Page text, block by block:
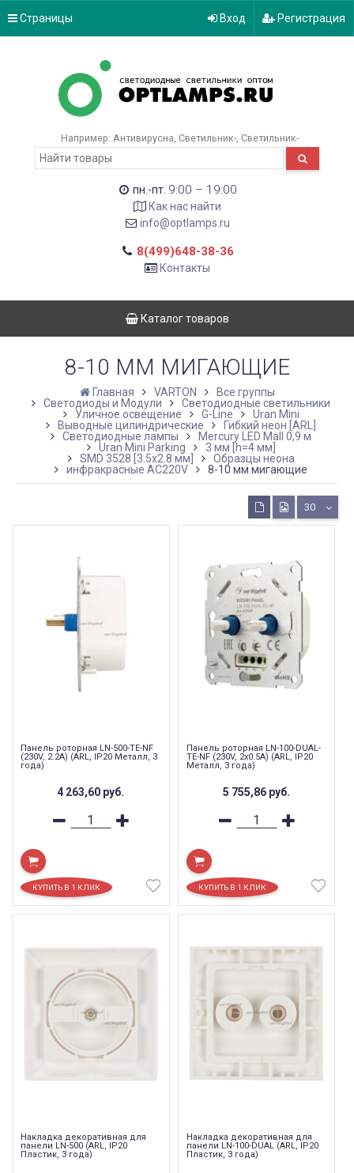
Страницы Вход Регистрация
Например: Антивирусна Светильник- Светильник-
пн.-пт. 9:00 – 19:00
Как нас найти
info@optlamps.ru
8(499)648-38-36
Контакты
Каталог товаров
8-10 ММ МИГАЮЩИЕ
Главная VARTON
Все группы
Светодиоды и Модули
Светодиодные светильники
Уличное освещение
G-Line
Uran Mini
Выводные цилиндрические
Гибкий неон [ARL]
Светодиодные лампы
Mercury LED Mall 0,9 м
Uran Mini Parking
3 мм [h=4 мм]
SMD 3528 [3.5х2.8 мм]
Образцы неона
инфракрасные AC220V
8-10 мм мигающие
30
Панель роторная LN-500-TE-NF
(230V, 2.2A) (ARL, IP20 Металл, 3
года)
4 263,60 руб.
Панель роторная LN-100-DUAL-
TE-NF (230V, 2x0.5A) (ARL, IP20
Металл, 3 года)
5 755,86 руб.
Накладка декоративная для
панели LN-500 (ARL, IP20
Пластик, 3 года)
Накладка декоративная для
панели LN-100-DUAL (ARL, IP20
Пластик, 3 года)